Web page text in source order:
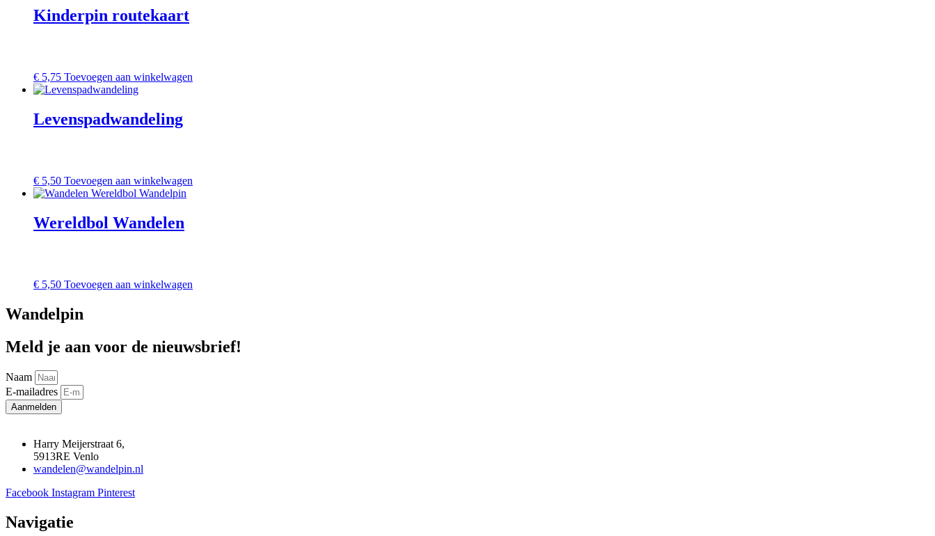
Kinderpin routekaart
€ 5,75 Toevoegen aan winkelwagen
Levenspadwandeling
€ 5,50 Toevoegen aan winkelwagen
Wereldbol Wandelen
€ 5,50 Toevoegen aan winkelwagen
Wandelpin
Meld je aan voor de nieuwsbrief!
Naam
E-mailadres
Aanmelden
Harry Meijerstraat 6,
5913RE Venlo
wandelen@wandelpin.nl
Facebook Instagram Pinterest
Navigatie